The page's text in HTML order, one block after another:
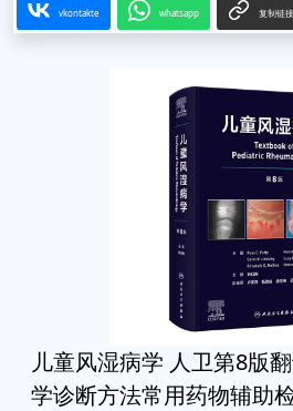
vkontakte whatsapp 复制链接
儿童风湿病学 人卫第8版
学诊断方法常用药物辅助